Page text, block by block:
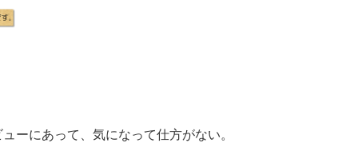
ーにあって、気になって仕方がない。